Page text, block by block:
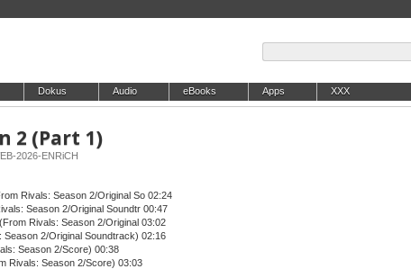
Dokus Audio eBooks Apps XXX
2 (Part 1)
2026-ENRiCH
Rivals: Season 2/Original So 02:24
Season 2/Original Soundtr 00:47
Rivals: Season 2/Original 03:02
2/Original Soundtrack) 02:16
Season 2/Score) 00:38
Rivals: Season 2/Score) 03:03